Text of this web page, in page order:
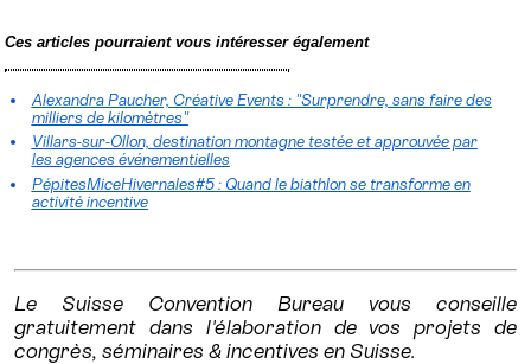
Ces articles pourraient vous intéresser également
Alexandra Paucher, Créative Events : "Surprendre, sans faire des
milliers de kilomètres"
Villars-sur-Ollon, destination montagne testée et approuvée par
les agences événementielles
PépitesMiceHivernales#5 : Quand le biathlon se transforme en
activité incentive
Le Suisse Convention Bureau vous conseille
gratuitement dans l'élaboration de vos projets de
congrès, séminaires & incentives en Suisse.